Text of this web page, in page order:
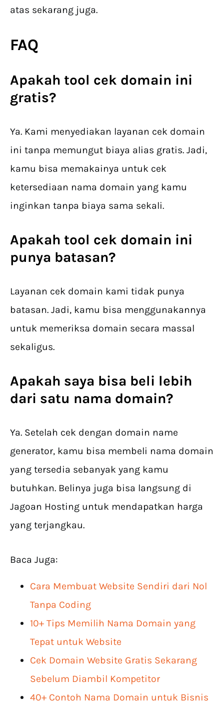
atas sekarang juga.
FAQ
Apakah tool cek domain ini
gratis?
Ya. Kami menyediakan layanan cek domain
ini tanpa memungut biaya alias gratis. Jadi,
kamu bisa memakainya untuk cek
ketersediaan nama domain yang kamu
inginkan tanpa biaya sama sekali.
Apakah tool cek domain ini
punya batasan?
Layanan cek domain kami tidak punya
batasan. Jadi, kamu bisa menggunakannya
untuk memeriksa domain secara massal
sekaligus.
Apakah saya bisa beli lebih
dari satu nama domain?
Ya. Setelah cek dengan domain name
generator, kamu bisa membeli nama domain
yang tersedia sebanyak yang kamu
butuhkan. Belinya juga bisa langsung di
Jagoan Hosting untuk mendapatkan harga
yang terjangkau.
Baca Juga:
Cara Membuat Website Sendiri dari Nol
Tanpa Coding
10+ Tips Memilih Nama Domain yang
Tepat untuk Website
Cek Domain Website Gratis Sekarang
Sebelum Diambil Kompetitor
40+ Contoh Nama Domain untuk Bisnis